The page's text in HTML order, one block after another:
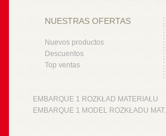
NUESTRAS OFERTAS
Nuevos productos
Descuentos
Top ventas
EMBARQUE 1 ROZKŁAD MATERIAŁU
EMBARQUE 1 MODEL ROZKŁADU MAT.